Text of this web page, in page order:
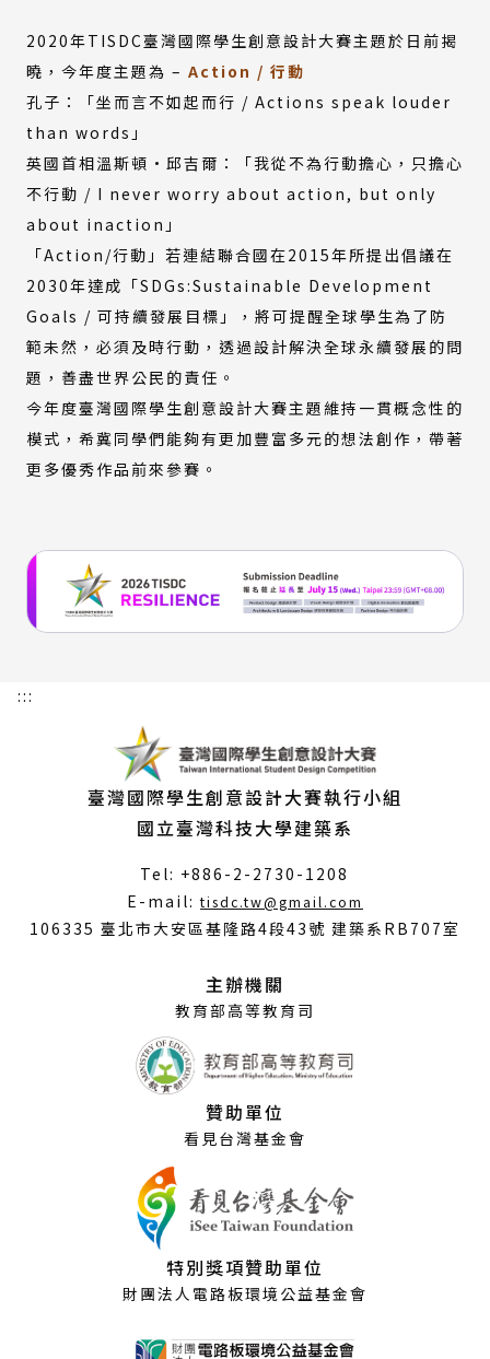
2020年TISDC臺灣國際學生創意設計大賽主題於日前揭
曉，今年度主題為 – Action / 行動
孔子：「坐而言不如起而行 / Actions speak louder
than words」
英國首相溫斯頓·邱吉爾：「我從不為行動擔心，只擔心
不行動 / I never worry about action, but only
about inaction」
「Action/行動」若連結聯合國在2015年所提出倡議在
2030年達成「SDGs:Sustainable Development
Goals / 可持續發展目標」，將可提醒全球學生為了防
範未然，必須及時行動，透過設計解決全球永續發展的問
題，善盡世界公民的責任。
今年度臺灣國際學生創意設計大賽主題維持一貫概念性的
模式，希冀同學們能夠有更加豐富多元的想法創作，帶著
更多優秀作品前來參賽。
:::
臺灣國際學生創意設計大賽執行小組
國立臺灣科技大學建築系
Tel: +886-2-2730-1208
E-mail:tisdc.tw@gmail.com
開
106335 臺北市大安區基隆路4段43號 建築系RB707室
主辦機關
教育部高等教育司
贊助單位
看見台灣基金會
特別獎項贊助單位
財團法人電路板環境公益基金會